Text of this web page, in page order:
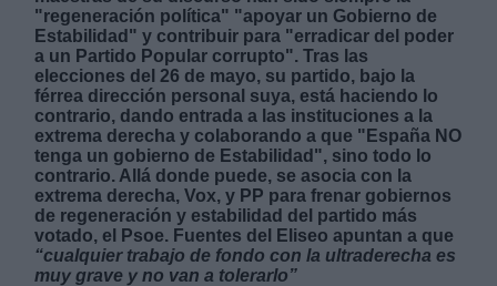
"regeneración política" "apoyar un Gobierno de
Estabilidad" y contribuir para "erradicar del poder
a un Partido Popular corrupto". Tras las
elecciones del 26 de mayo, su partido, bajo la
férrea dirección personal suya, está haciendo lo
contrario, dando entrada a las instituciones a la
extrema derecha y colaborando a que "España NO
tenga un gobierno de Estabilidad", sino todo lo
contrario. Allá donde puede, se asocia con la
extrema derecha, Vox, y PP para frenar gobiernos
de regeneración y estabilidad del partido más
votado, el Psoe. Fuentes del Eliseo apuntan a que
“cualquier trabajo de fondo con la ultraderecha es
muy grave y no van a tolerarlo”
Derechos:
link
Información adicional
link